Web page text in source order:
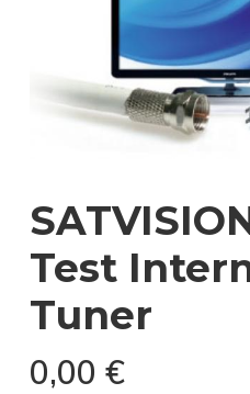
Test
Tuner
0,00 €